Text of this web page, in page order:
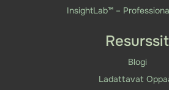
InsightLab™ –
Resurssit
Blogi
Ladattavat